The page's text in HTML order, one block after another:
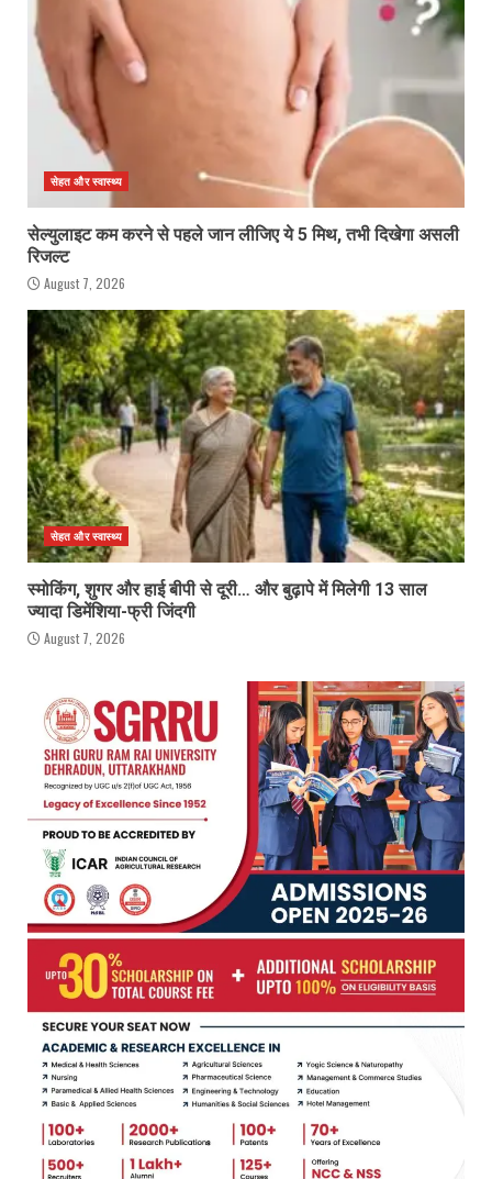
सेहत और स्वास्थ्य
सेल्युलाइट कम करने से पहले जान लीजिए ये 5 मिथ, तभी दिखेगा असली
रिजल्ट
August 7, 2026
सेहत और स्वास्थ्य
स्मोकिंग, शुगर और हाई बीपी से दूरी… और बुढ़ापे में मिलेगी 13 साल
ज्यादा डिमेंशिया-फ्री जिंदगी
August 7, 2026